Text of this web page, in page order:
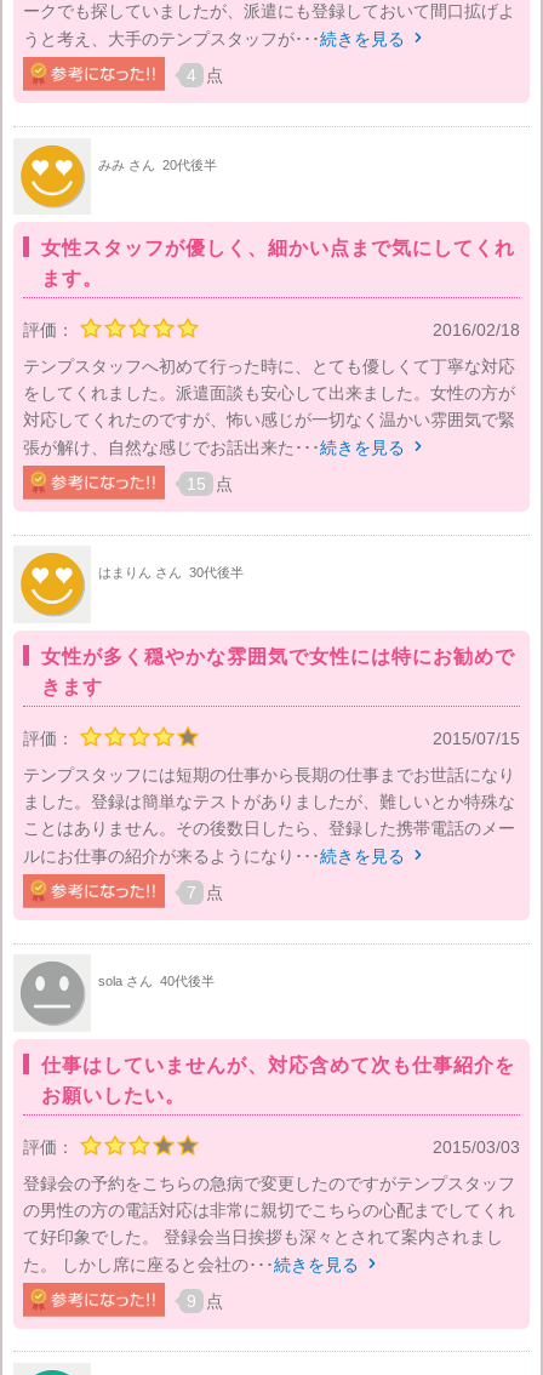
ークでも探していましたが、派遣にも登録しておいて間口拡げよ
うと考え、大手のテンプスタッフが･･･続きを見る 
4 点
みみ さん 20代後半
女性スタッフが優しく、細かい点まで気にしてくれ
ます。
評価：
2016/02/18
テンプスタッフへ初めて行った時に、とても優しくて丁寧な対応
をしてくれました。派遣面談も安心して出来ました。女性の方が
対応してくれたのですが、怖い感じが一切なく温かい雰囲気で緊
張が解け、自然な感じでお話出来た･･･続きを見る 
15 点
はまりん さん 30代後半
女性が多く穏やかな雰囲気で女性には特にお勧めで
きます
評価：
2015/07/15
テンプスタッフには短期の仕事から長期の仕事までお世話になり
ました。登録は簡単なテストがありましたが、難しいとか特殊な
ことはありません。その後数日したら、登録した携帯電話のメー
ルにお仕事の紹介が来るようになり･･･続きを見る 
7 点
sola さん 40代後半
仕事はしていませんが、対応含めて次も仕事紹介を
お願いしたい。
評価：
2015/03/03
登録会の予約をこちらの急病で変更したのですがテンプスタッフ
の男性の方の電話対応は非常に親切でこちらの心配までしてくれ
て好印象でした。 登録会当日挨拶も深々とされて案内されまし
た。 しかし席に座ると会社の･･･続きを見る 
9 点